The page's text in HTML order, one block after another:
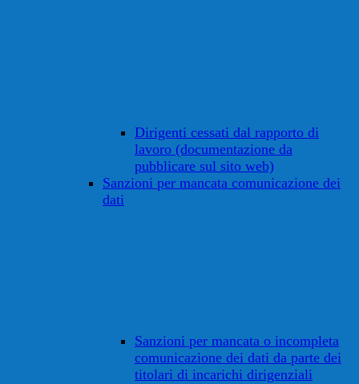
Dirigenti cessati dal rapporto di
lavoro (documentazione da
pubblicare sul sito web)
Sanzioni per mancata comunicazione dei
dati
Sanzioni per mancata o incompleta
comunicazione dei dati da parte dei
titolari di incarichi dirigenziali